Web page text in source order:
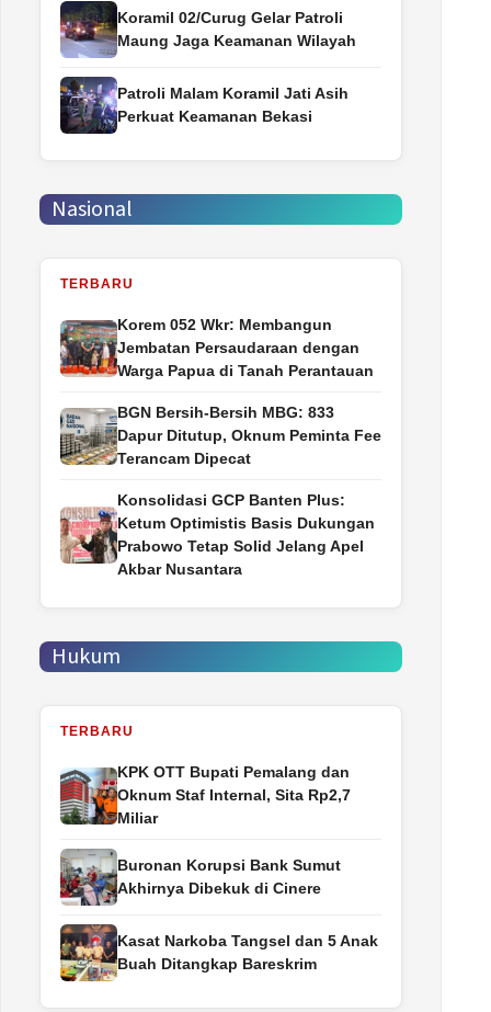
Koramil 02/Curug Gelar Patroli
Maung Jaga Keamanan Wilayah
Patroli Malam Koramil Jati Asih
Perkuat Keamanan Bekasi
Nasional
TERBARU
Korem 052 Wkr: Membangun
Jembatan Persaudaraan dengan
Warga Papua di Tanah Perantauan
BGN Bersih-Bersih MBG: 833
Dapur Ditutup, Oknum Peminta Fee
Terancam Dipecat
Konsolidasi GCP Banten Plus:
Ketum Optimistis Basis Dukungan
Prabowo Tetap Solid Jelang Apel
Akbar Nusantara
Hukum
TERBARU
‎KPK OTT Bupati Pemalang dan
Oknum Staf Internal, Sita Rp2,7
Miliar
Buronan Korupsi Bank Sumut
Akhirnya Dibekuk di Cinere
Kasat Narkoba Tangsel dan 5 Anak
Buah Ditangkap Bareskrim